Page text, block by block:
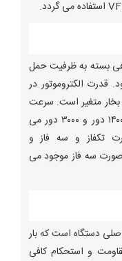
بسته به ظرفیت حمل
قدرت الکتروموتور در
از ۲ اسب بخار تا ۱۰ اسب بخار متغیر است. سرعت
یا تعداد دوران رایج در بالابر فروشگاهی ۱۴۰۰ دور و ۳۰۰۰ دور می
۳ اسب به صورت تکفاز و سه فاز و
۳ اسب، فقط به صورت سه فاز موجود می
دستگاه است که بار
و استحکام کافی